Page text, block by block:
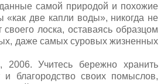
самой природой и похожие
«как две капли воды», никогда не
лоска, оставаясь образцом
даже самых суровых жизненных
2006. Учитесь бережно хранить
и благородство своих помыслов,